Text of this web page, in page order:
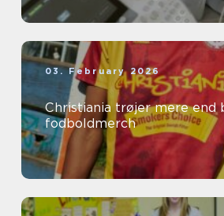
03. February 2026
Christiania trøjer mere end bare
fodboldmerch